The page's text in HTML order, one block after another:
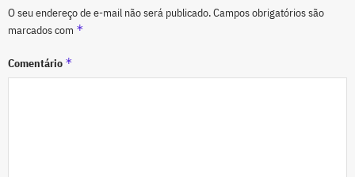
O seu endereço de e-mail não será publicado.Campos obrigatórios são
marcados com *
Comentário *